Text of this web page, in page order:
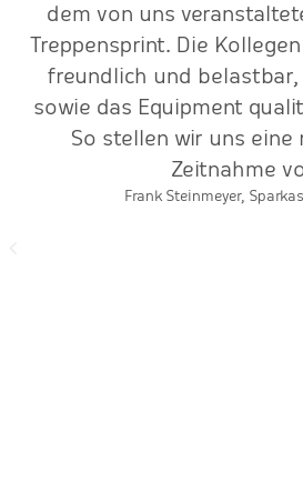
dem von uns
Treppensprint. Die
freundlich und belastbar,
sowie das Equipment
So stellen wir uns eine
Zeitnahme
Frank Steinmeyer,